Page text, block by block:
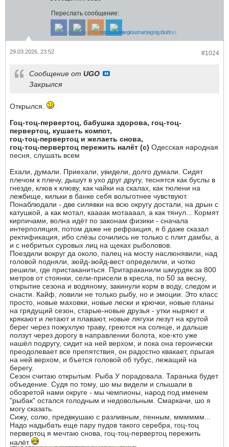
Переслать сообщение:
#1024
29.03.2026, 23:52
Сообщение от UGO
Закрылся
Открылся.
Гоц-тоц-первертоц, бабушка здорова, гоц-тоц-
первертоц, кушаеть компот,
гоц-тоц-первертоц и желаеть снова,
гоц-тоц-первертоц пережить налёт (с) Одесская народная
песня, слушать всем
Ехали, думали. Приехали, увидели, долго думали. Сидят
плечом к плечу, дышут в ухо друг другу, теснятся как буслы в
гнезде, клюв к клюву, как чайки на скалах, как тюлени на
лежбище, кильки в банке себя вольготнее чувствуют.
Понаблюдали - две силявки на всю округу достали, на дрын с
катушкой, а как мотал, каааак мотаааал, а как тянул... Кормят
кирпичами, волна идёт по законам физики - сначала
интерполяция, потом даже не рефракция, я б даже сказал
ректификация, ибо слёзы сочились не только с плит дамбы, а
и с небритых суровых лиц на щеках рыболовов.
Поездили вокруг да около, палец на мосту наслюнявили, над
головой подняли, зюйд-зюйд-вест определили, и чотко
решили, где пристаканиться. Притараканили шмурдяк за 800
метров от стоянки, сели-присели в кресла, по 50 за весну,
открытие сезона и водяному, закинули корм в воду, следом и
снасти. Кайф, ловили не только рыбу, но и эмоции. Это класс
просто, новые маховки, новые лески и крючки, новые планы
на грядущий сезон, старые-новые друзья - утки ныряют и
крякают и летают и плавают, новые лягухи лезут на крутой
берег через пожухлую траву, греются на солнце, и дальше
ползут через дорогу в направлении болота, кое-кто уже
нашёл подругу, сидит на ней верхом, и пока она героически
преодолевает все препятствия, он радостно квакает, прыгая
на ней верхом, и бъется головой об тубус, лежащий на
берегу.
Сезон считаю открытым. Рыба У порадовала. Таранька будет
объедение. Судя по тому, шо мы видели и слышали в
обозретой нами округе - мы чемпионы, народ под именем
"рыбак" остался голодным и недовольным. Смаркачи, шо я
могу сказать.
Сижу, солю, предвкушаю с разливным, пенным, мммммм...
Надо надыбать еще пару пудов такого серебра, гоц-тоц
первертоц я мечтаю снова, гоц-тоц-первертоц пережить
налёт